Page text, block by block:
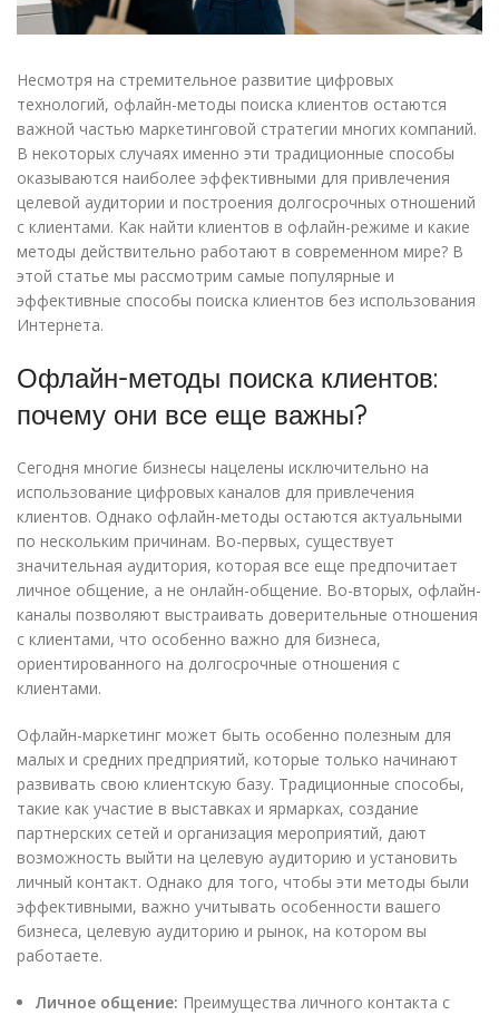
Несмотря на стремительное развитие цифровых
технологий, офлайн-методы поиска клиентов остаются
важной частью маркетинговой стратегии многих компаний.
В некоторых случаях именно эти традиционные способы
оказываются наиболее эффективными для привлечения
целевой аудитории и построения долгосрочных отношений
с клиентами. Как найти клиентов в офлайн-режиме и какие
методы действительно работают в современном мире? В
этой статье мы рассмотрим самые популярные и
эффективные способы поиска клиентов без использования
Интернета.
Офлайн-методы поиска клиентов:
почему они все еще важны?
Сегодня многие бизнесы нацелены исключительно на
использование цифровых каналов для привлечения
клиентов. Однако офлайн-методы остаются актуальными
по нескольким причинам. Во-первых, существует
значительная аудитория, которая все еще предпочитает
личное общение, а не онлайн-общение. Во-вторых, офлайн-
каналы позволяют выстраивать доверительные отношения
с клиентами, что особенно важно для бизнеса,
ориентированного на долгосрочные отношения с
клиентами.
Офлайн-маркетинг может быть особенно полезным для
малых и средних предприятий, которые только начинают
развивать свою клиентскую базу. Традиционные способы,
такие как участие в выставках и ярмарках, создание
партнерских сетей и организация мероприятий, дают
возможность выйти на целевую аудиторию и установить
личный контакт. Однако для того, чтобы эти методы были
эффективными, важно учитывать особенности вашего
бизнеса, целевую аудиторию и рынок, на котором вы
работаете.
Личное общение: Преимущества личного контакта с